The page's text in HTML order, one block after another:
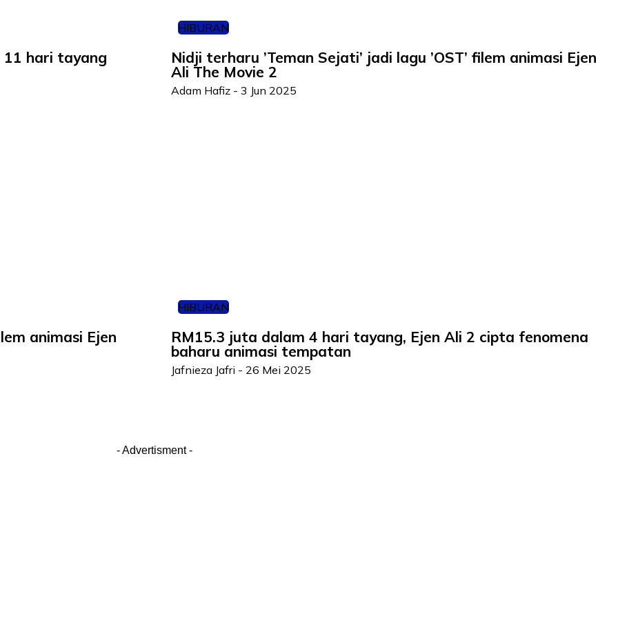
11 hari tayang
HIBURAN
Nidji terharu ’Teman Sejati’ jadi lagu ’OST’ filem animasi Ejen
Ali The Movie 2
Adam Hafiz - 3 Jun 2025
animasi Ejen
HIBURAN
RM15.3 juta dalam 4 hari tayang, Ejen Ali 2 cipta fenomena
baharu animasi tempatan
Jafnieza Jafri - 26 Mei 2025
- Advertisment -